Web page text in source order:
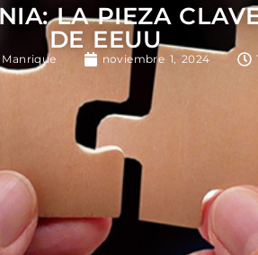
LA PIEZA
DE EEUU
noviembre 1, 2024